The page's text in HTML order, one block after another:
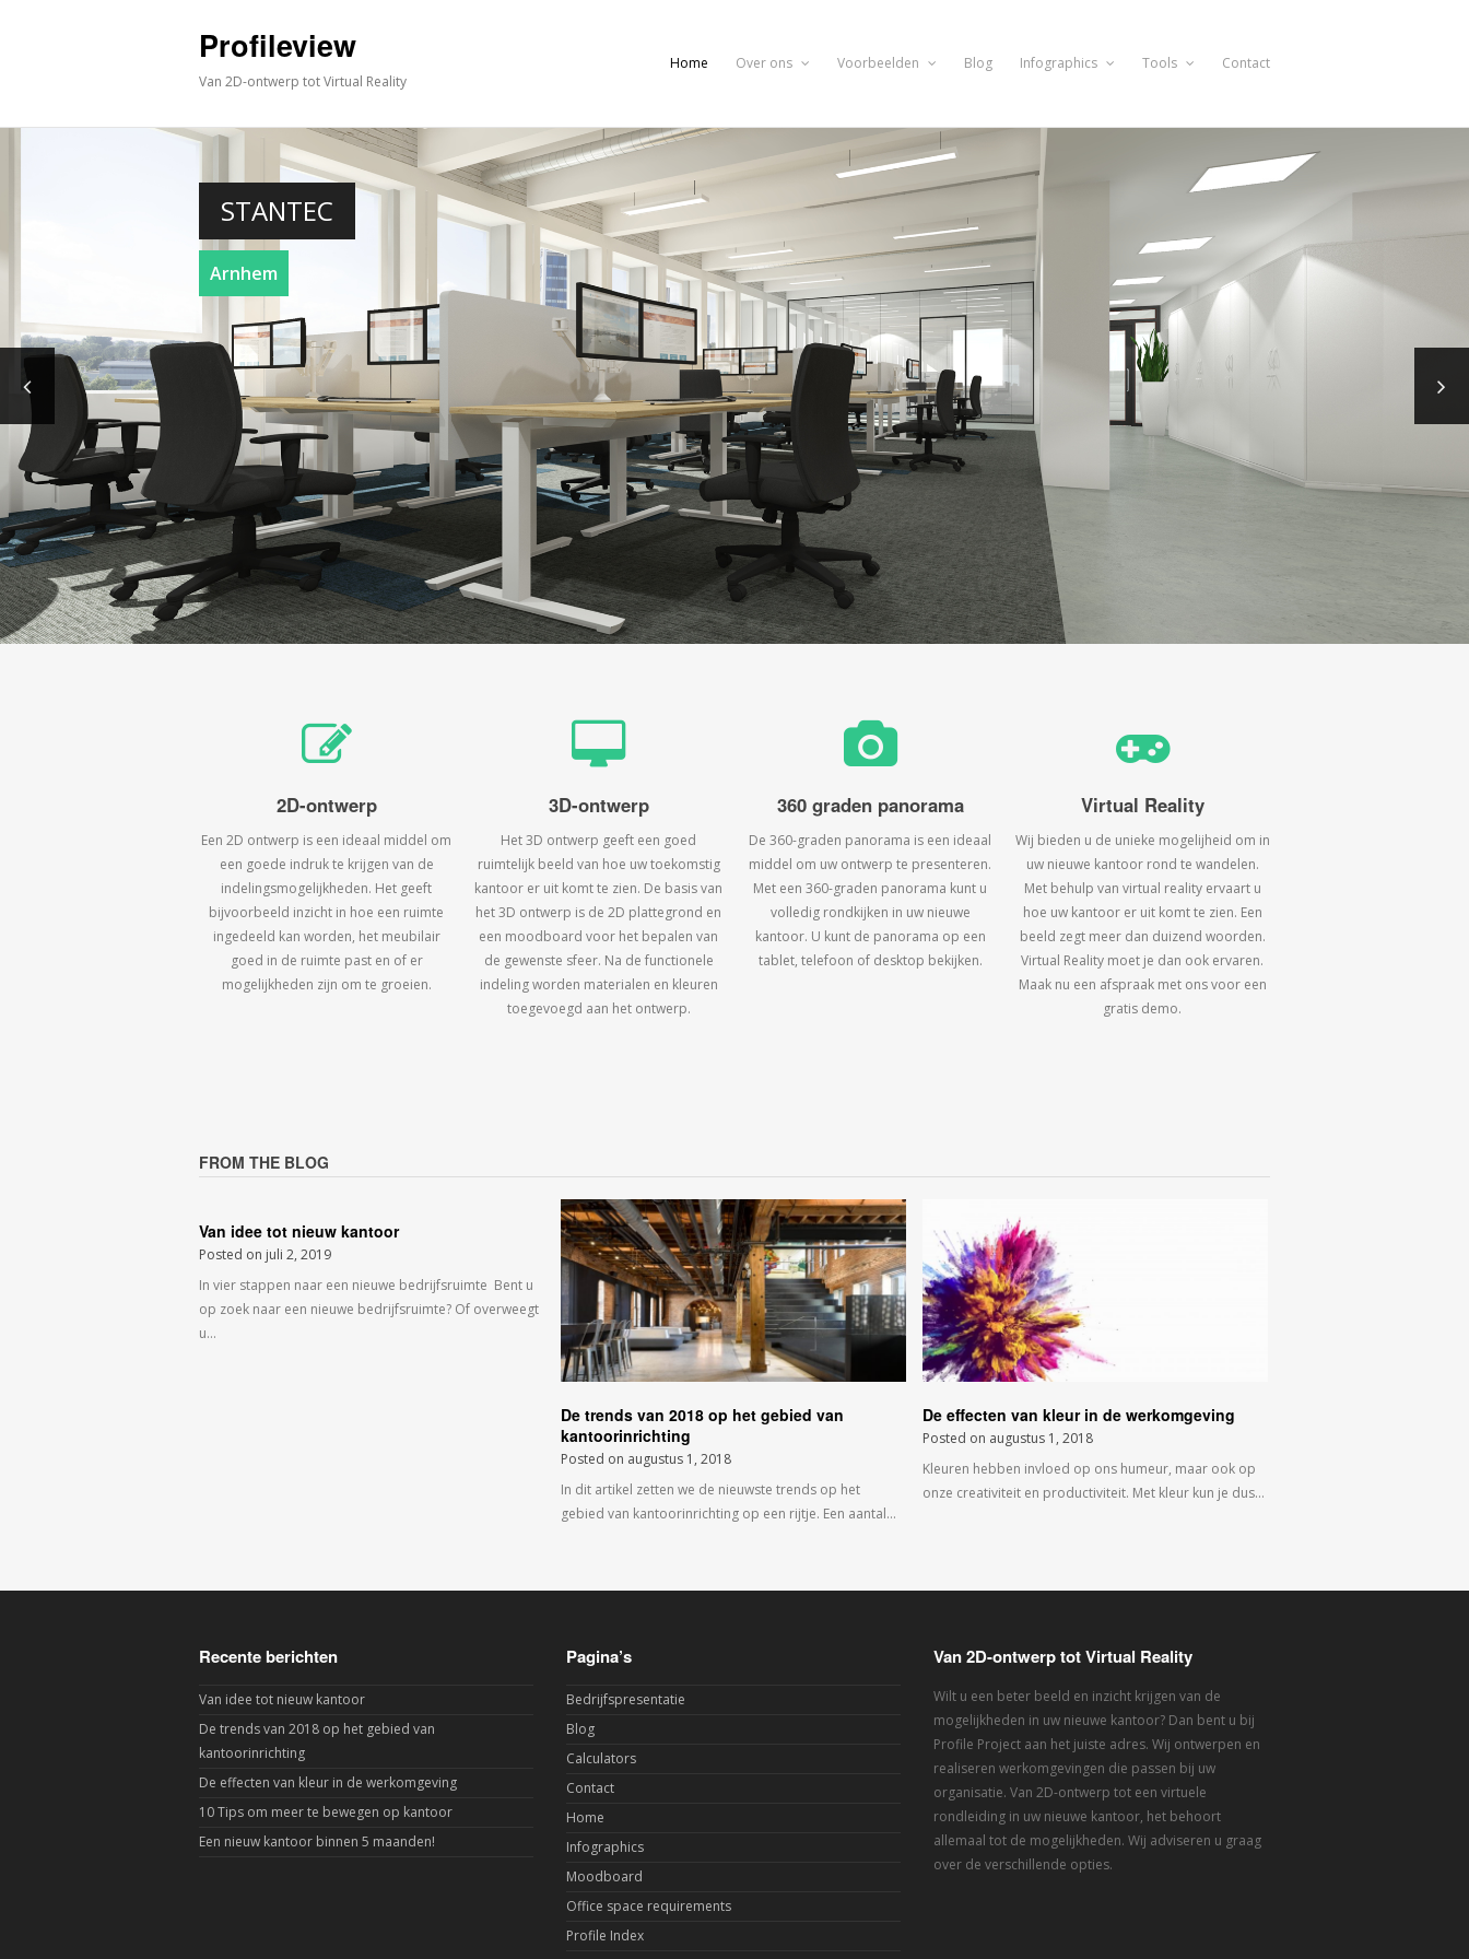
Profileview
Van 2D-ontwerp tot Virtual Reality
Home Over ons Voorbeelden Blog Infographics Tools Contact
STANTEC
Arnhem
2D-ontwerp
Een 2D ontwerp is een ideaal middel om
een goede indruk te krijgen van de
indelingsmogelijkheden. Het geeft
bijvoorbeeld inzicht in hoe een ruimte
ingedeeld kan worden, het meubilair
goed in de ruimte past en of er
mogelijkheden zijn om te groeien.
3D-ontwerp
Het 3D ontwerp geeft een goed
ruimtelijk beeld van hoe uw toekomstig
kantoor er uit komt te zien. De basis van
het 3D ontwerp is de 2D plattegrond en
een moodboard voor het bepalen van
de gewenste sfeer. Na de functionele
indeling worden materialen en kleuren
toegevoegd aan het ontwerp.
360 graden panorama
De 360-graden panorama is een ideaal
middel om uw ontwerp te presenteren.
Met een 360-graden panorama kunt u
volledig rondkijken in uw nieuwe
kantoor. U kunt de panorama op een
tablet, telefoon of desktop bekijken.
Virtual Reality
Wij bieden u de unieke mogelijheid om in
uw nieuwe kantoor rond te wandelen.
Met behulp van virtual reality ervaart u
hoe uw kantoor er uit komt te zien. Een
beeld zegt meer dan duizend woorden.
Virtual Reality moet je dan ook ervaren.
Maak nu een afspraak met ons voor een
gratis demo.
FROM THE BLOG
Van idee tot nieuw kantoor
Posted on juli 2, 2019
In vier stappen naar een nieuwe bedrijfsruimte Bent u
op zoek naar een nieuwe bedrijfsruimte? Of overweegt
u…
De trends van 2018 op het gebied van
kantoorinrichting
Posted on augustus 1, 2018
In dit artikel zetten we de nieuwste trends op het
gebied van kantoorinrichting op een rijtje. Een aantal…
De effecten van kleur in de werkomgeving
Posted on augustus 1, 2018
Kleuren hebben invloed op ons humeur, maar ook op
onze creativiteit en productiviteit. Met kleur kun je dus…
Recente berichten
Van idee tot nieuw kantoor
De trends van 2018 op het gebied van
kantoorinrichting
De effecten van kleur in de werkomgeving
10 Tips om meer te bewegen op kantoor
Een nieuw kantoor binnen 5 maanden!
Pagina’s
Bedrijfspresentatie
Blog
Calculators
Contact
Home
Infographics
Moodboard
Office space requirements
Profile Index
Van 2D-ontwerp tot Virtual Reality
Wilt u een beter beeld en inzicht krijgen van de
mogelijkheden in uw nieuwe kantoor? Dan bent u bij
Profile Project aan het juiste adres. Wij ontwerpen en
realiseren werkomgevingen die passen bij uw
organisatie. Van 2D-ontwerp tot een virtuele
rondleiding in uw nieuwe kantoor, het behoort
allemaal tot de mogelijkheden. Wij adviseren u graag
over de verschillende opties.